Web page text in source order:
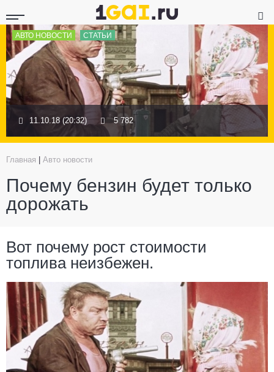
АВТО НОВОСТИ СТАТЬИ
11.10.18 (20:32) 5 782
Главная Авто новости
Почему бензин будет только
дорожать
Вот почему рост стоимости
топлива неизбежен.